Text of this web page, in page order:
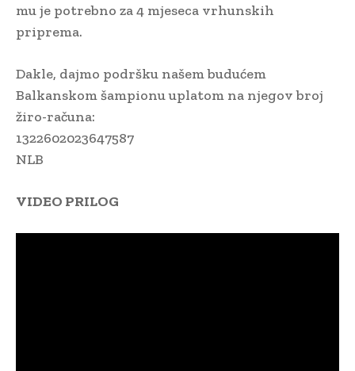
mu je potrebno za 4 mjeseca vrhunskih
priprema.
Dakle, dajmo podršku našem budućem
Balkanskom šampionu uplatom na njegov broj
žiro-računa:
1322602023647587
NLB
VIDEO PRILOG